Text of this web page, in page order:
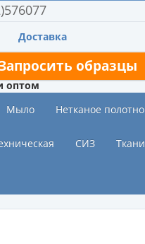
Доставка
оптом
образцы
Мыло Нетканое полотно
СИЗ Ткани